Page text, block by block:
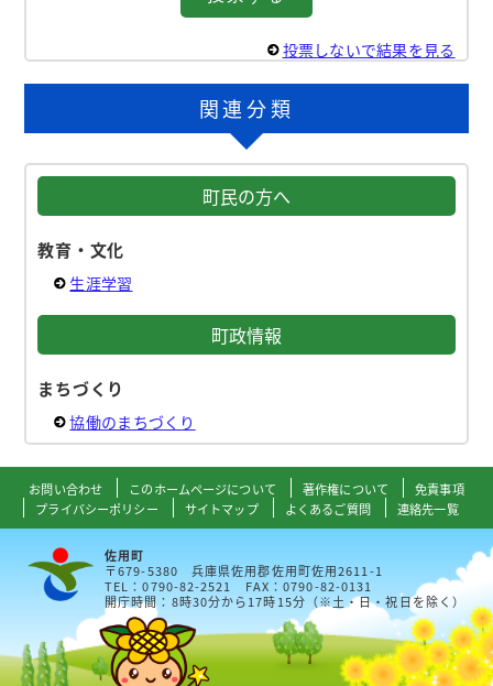
投票しないで結果を見る
関連分類
町民の方へ
教育・文化
生涯学習
町政情報
まちづくり
協働のまちづくり
お問い合わせ このホームページについて 著作権について
免責事項
プライバシーポリシー
サイトマップ よくあるご質問 連絡先一覧
佐用町
〒679-5380 兵庫県佐用郡佐用町佐用2611-1
TEL：0790-82-2521 FAX：0790-82-0131
開庁時間：8時30分から17時15分（※土・日・祝日を除く）